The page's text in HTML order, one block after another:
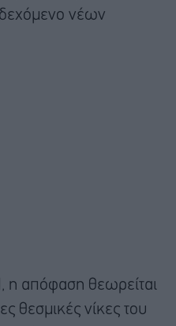
νέων
η απόφαση θεωρείται
θεσμικές νίκες του